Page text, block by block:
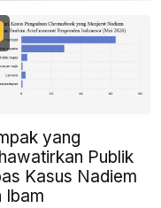
yang
Publik
Kasus Nadiem
Ibam